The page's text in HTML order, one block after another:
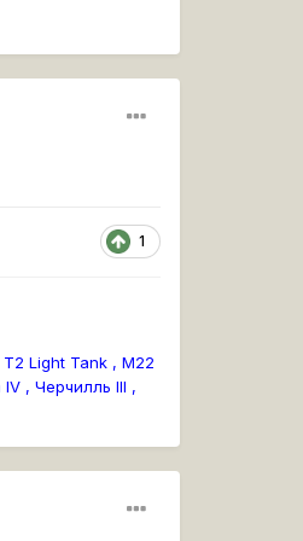
1
Light Tank , M22
, Черчилль III ,